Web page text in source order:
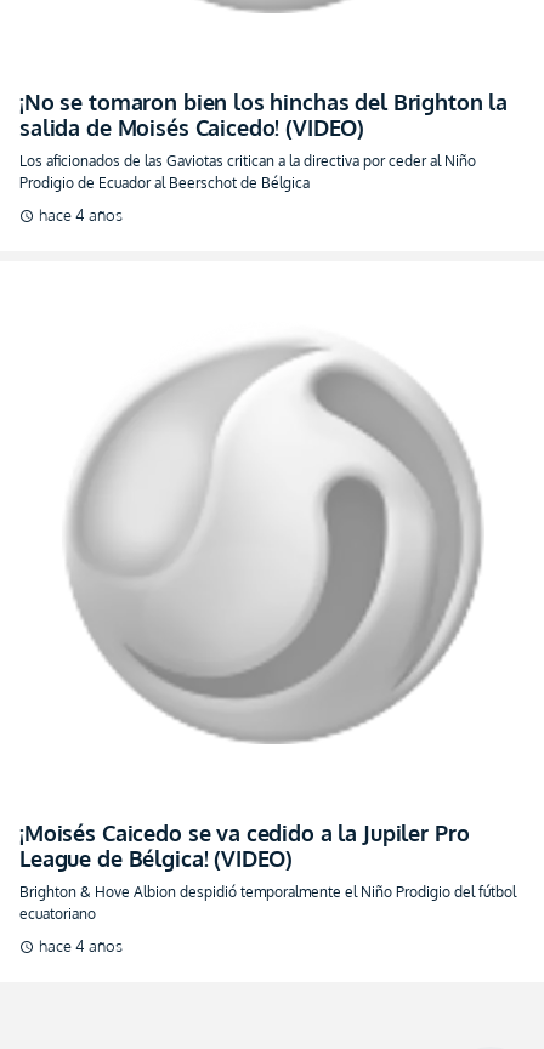
¡No se tomaron bien los hinchas del Brighton la
salida de Moisés Caicedo! (VIDEO)
Los aficionados de las Gaviotas critican a la directiva por ceder al Niño
Prodigio de Ecuador al Beerschot de Bélgica
schedule hace 4 años
¡Moisés Caicedo se va cedido a la Jupiler Pro
League de Bélgica! (VIDEO)
Brighton & Hove Albion despidió temporalmente el Niño Prodigio del fútbol
ecuatoriano
schedule hace 4 años